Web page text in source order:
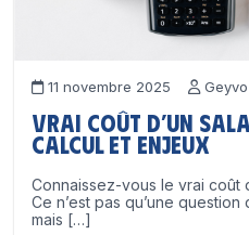
11 novembre 2025 Geyvo
Vrai coût d’un
calcul et enjeux
Connaissez-vous le vrai coût
Ce n’est pas qu’une
mais […]